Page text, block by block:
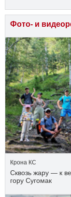
Фото- и
Крона КС
Сквозь жару — к
гору Сугомак